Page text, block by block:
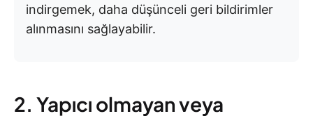
indirgemek, daha düşünceli geri bildirimler
alınmasını sağlayabilir.
2. Yapıcı olmayan veya